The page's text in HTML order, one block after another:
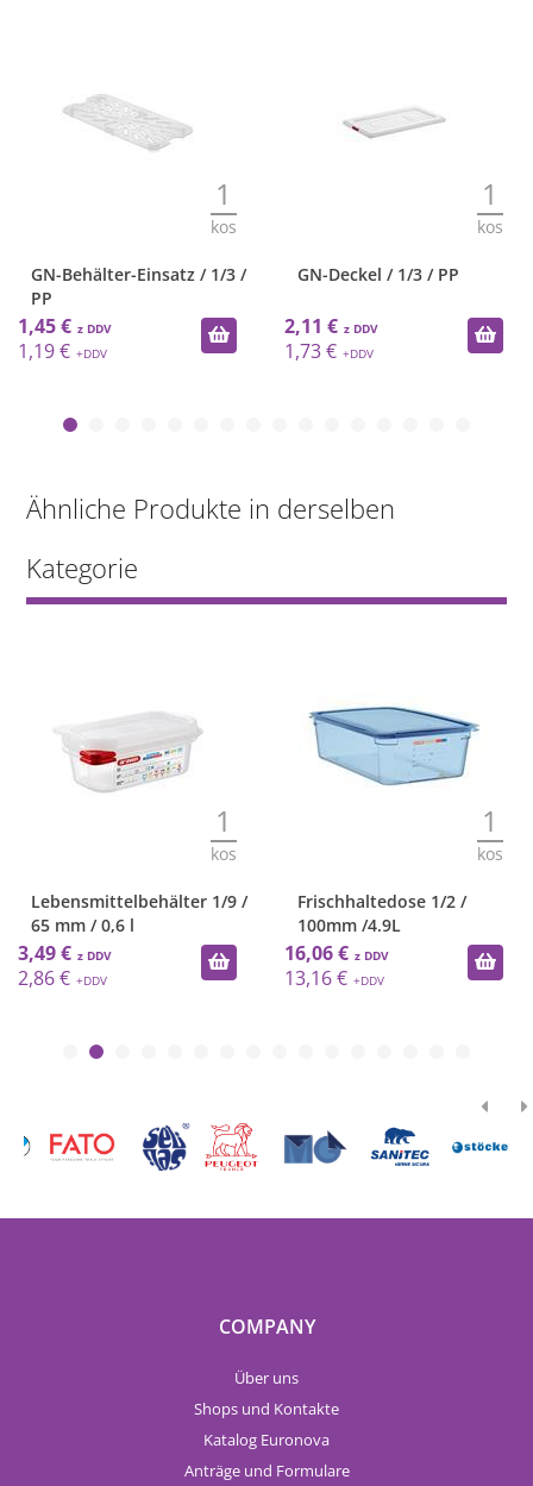
1
kos
GN-Behälter-Einsatz / 1/3 /
PP
1,45 €
1,19 €
1
kos
GN-Deckel / 1/3 / PP
2,11 €
1,73 €
Ähnliche Produkte in derselben
Kategorie
1
kos
Lebensmittelbehälter 1/9 /
65 mm / 0,6 l
3,49 €
2,86 €
1
kos
Frischhaltedose 1/2 /
100mm /4.9L
16,06 €
13,16 €
COMPANY
Über uns
Shops und Kontakte
Katalog Euronova
Anträge und Formulare